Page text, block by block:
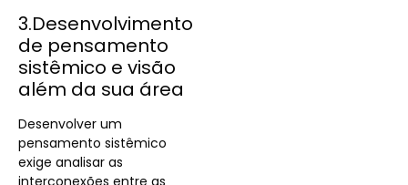
3.Desenvolvimento
de pensamento
sistêmico e visão
além da sua área
Desenvolver um
pensamento sistêmico
exige analisar as